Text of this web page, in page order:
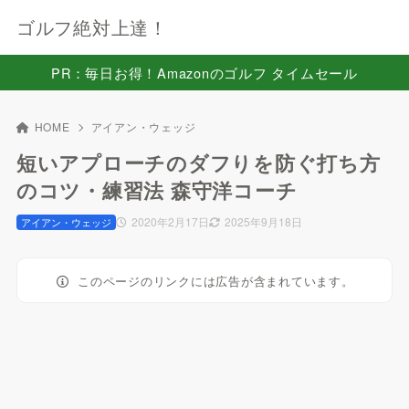
ゴルフ絶対上達！
PR：毎日お得！Amazonのゴルフ タイムセール
HOME アイアン・ウェッジ
短いアプローチのダフりを防ぐ打ち方
のコツ・練習法 森守洋コーチ
2020年2月17日 2025年9月18日
アイアン・ウェッジ
このページのリンクには広告が含まれています。